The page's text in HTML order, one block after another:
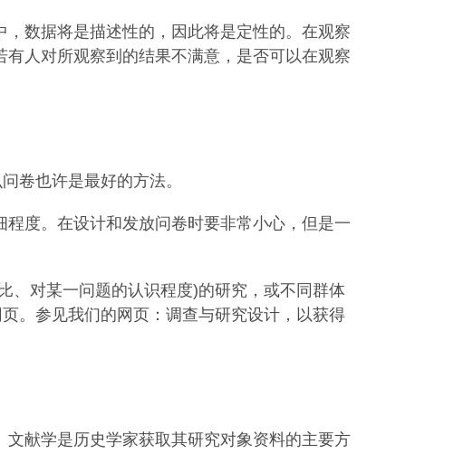
数据将是描述性的，因此将是定性的。在观察
人对所观察到的结果不满意，是否可以在观察
卷也许是最好的方法。
度。在设计和发放问卷时要非常小心，但是一
、对某一问题的认识程度)的研究，或不同群体
。参见我们的网页：调查与研究设计，以获得
献学是历史学家获取其研究对象资料的主要方